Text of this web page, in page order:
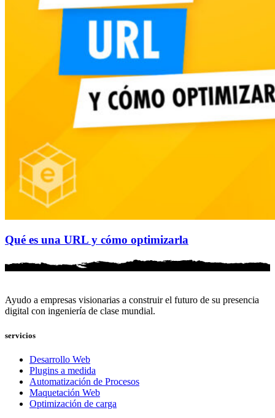
Qué es una URL y cómo optimizarla
Ayudo a empresas visionarias a construir el futuro de su presencia
digital con ingeniería de clase mundial.
servicios
Desarrollo Web
Plugins a medida
Automatización de Procesos
Maquetación Web
Optimización de carga